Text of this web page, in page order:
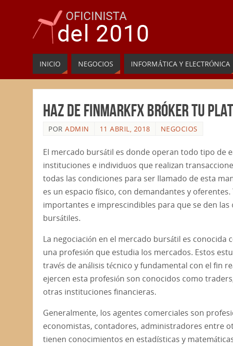
INICIO NEGOCIOS INFORMÁTICA Y ELECTRÓNICA
Haz de Finmarkfx bróker tu
POR ADMIN 11 ABRIL, 2018 NEGOCIOS
El mercado bursátil es donde operan todo tipo de
instituciones e individuos que realizan
todas las condiciones para ser llamado de esta
es un espacio físico, con demandantes y oferentes.
importantes e imprescindibles para que se den las
bursátiles.
La negociación en el mercado bursátil es conocida
una profesión que estudia los mercados. Estos
través de análisis técnico y fundamental con el fin
ejercen esta profesión son conocidos como
otras instituciones financieras.
Generalmente, los agentes comerciales son
economistas, contadores, administradores entre
tienen conocimientos en estadísticas y